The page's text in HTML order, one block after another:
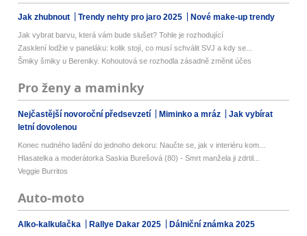
Jak zhubnout Trendy nehty pro jaro 2025 Nové make-up trendy
Jak vybrat barvu, která vám bude slušet? Tohle je rozhodující
Zasklení lodžie v paneláku: kolik stojí, co musí schválit SVJ a kdy se...
Šmiky šmiky u Bereniky. Kohoutová se rozhodla zásadně změnit účes
Pro ženy a maminky
Nejčastější novoroční předsevzetí Miminko a mráz
Jak vybírat
letní dovolenou
Konec nudného ladění do jednoho dekoru: Naučte se, jak v interiéru kom...
Hlasatelka a moderátorka Saskia Burešová (80) - Smrt manžela ji zdrtil...
Veggie Burritos
Auto-moto
Alko-kalkulačka Rallye Dakar 2025 Dálniční známka 2025